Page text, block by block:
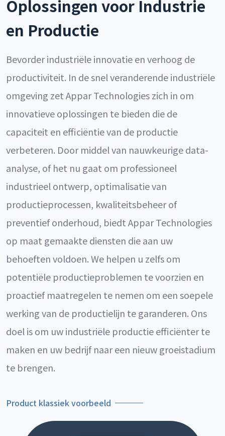
Oplossingen voor Industrie
en Productie
Bevorder industriële innovatie en verhoog de
productiviteit. In de snel veranderende industriële
omgeving zet Appar Technologies zich in om
innovatieve oplossingen te bieden die de
capaciteit en efficiëntie van de productie
verbeteren. Door middel van nauwkeurige data-
analyse, of het nu gaat om professioneel
industrieel ontwerp, optimalisatie van
productieprocessen, kwaliteitsbeheer of
preventief onderhoud, biedt Appar Technologies
op maat gemaakte diensten die aan uw
behoeften voldoen. We helpen u zelfs om
potentiële productieproblemen te voorzien en
proactief maatregelen te nemen om een soepele
werking van de productielijn te garanderen. Ons
doel is om uw industriële productie efficiënter te
maken en uw bedrijf naar een nieuw groeistadium
te brengen.
Product klassiek voorbeeld